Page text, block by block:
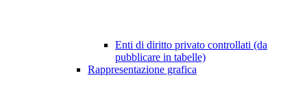
Enti di diritto privato controllati (da
pubblicare in tabelle)
Rappresentazione grafica